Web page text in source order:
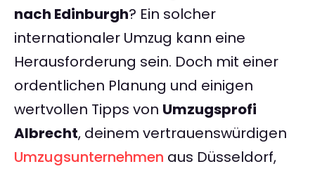
nach Edinburgh? Ein solcher
internationaler Umzug kann eine
Herausforderung sein. Doch mit einer
ordentlichen Planung und einigen
wertvollen Tipps von Umzugsprofi
Albrecht, deinem vertrauenswürdigen
Umzugsunternehmen aus Düsseldorf,